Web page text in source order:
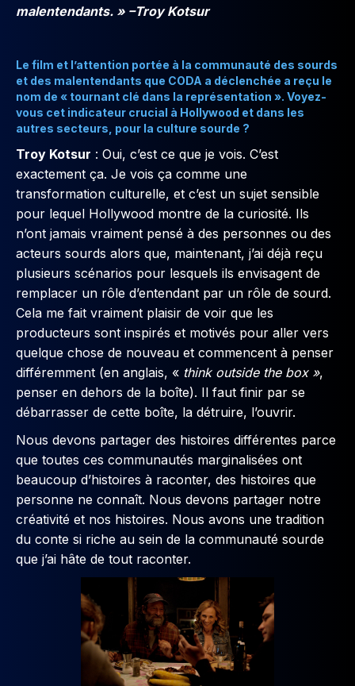
malentendants. » –Troy Kotsur
Le film et l’attention portée à la communauté des sourds
et des malentendants que CODA a déclenchée a reçu le
nom de « tournant clé dans la représentation ». Voyez-
vous cet indicateur crucial à Hollywood et dans les
autres secteurs, pour la culture sourde ?
Troy Kotsur : Oui, c’est ce que je vois. C’est
exactement ça. Je vois ça comme une
transformation culturelle, et c’est un sujet sensible
pour lequel Hollywood montre de la curiosité. Ils
n’ont jamais vraiment pensé à des personnes ou des
acteurs sourds alors que, maintenant, j’ai déjà reçu
plusieurs scénarios pour lesquels ils envisagent de
remplacer un rôle d’entendant par un rôle de sourd.
Cela me fait vraiment plaisir de voir que les
producteurs sont inspirés et motivés pour aller vers
quelque chose de nouveau et commencent à penser
différemment (en anglais, « think outside the box »,
penser en dehors de la boîte). Il faut finir par se
débarrasser de cette boîte, la détruire, l’ouvrir.
Nous devons partager des histoires différentes parce
que toutes ces communautés marginalisées ont
beaucoup d’histoires à raconter, des histoires que
personne ne connaît. Nous devons partager notre
créativité et nos histoires. Nous avons une tradition
du conte si riche au sein de la communauté sourde
que j’ai hâte de tout raconter.